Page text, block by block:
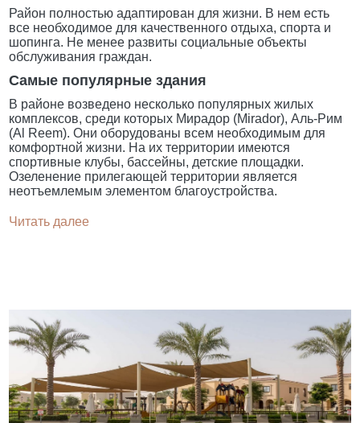
Район полностью адаптирован для жизни. В нем есть
все необходимое для качественного отдыха, спорта и
шопинга. Не менее развиты социальные объекты
обслуживания граждан.
Самые популярные здания
В районе возведено несколько популярных жилых
комплексов, среди которых Мирадор (Mirador), Аль-Рим
(Al Reem). Они оборудованы всем необходимым для
комфортной жизни. На их территории имеются
спортивные клубы, бассейны, детские площадки.
Озеленение прилегающей территории является
неотъемлемым элементом благоустройства.
Читать далее